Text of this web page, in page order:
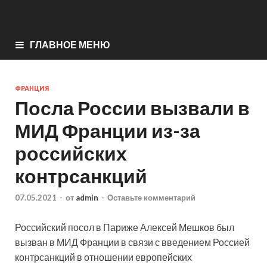
ГЛАВНОЕ МЕНЮ
ФРАНЦИЯ
Посла России вызвали в
МИД Франции из-за
российских
контрсанкций
07.05.2021 - от admin - Оставьте комментарий
Российский посол в Париже Алексей Мешков был
вызван в МИД Франции в связи с введением Россией
контрсанкций в отношении европейских